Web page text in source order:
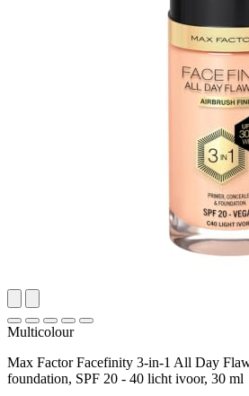
Multicolour
Max Factor Facefinity 3-in-1 All Day
foundation, SPF 20 - 40 licht ivoor, 30 ml